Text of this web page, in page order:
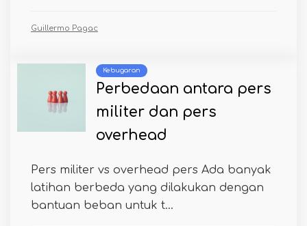
Guillermo Pagac
Kebugaran
Perbedaan antara pers
militer dan pers
overhead
Pers militer vs overhead pers Ada banyak
latihan berbeda yang dilakukan dengan
bantuan beban untuk t...